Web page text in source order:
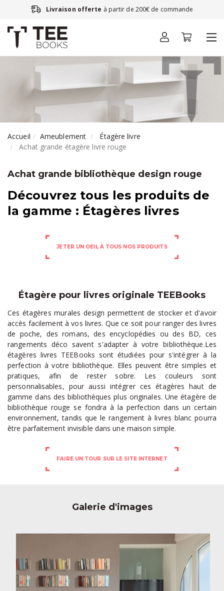
Livraison offerte à partir de 200€ de commande
Accueil Ameublement
Étagère livre
Achat grande étagère livre rouge
Achat grande bibliothèque design rouge
Découvrez tous les produits de
la gamme : Étagères livres
JETER UN OEIL À TOUS NOS PRODUITS
Étagère pour livres originale TEEBooks
Ces étagères murales design permettent de stocker et d'avoir
accès facilement à vos livres. Que ce soit pour ranger des livres
de poche, des romans, des encyclopédies ou des BD, ces
rangements déco savent s'adapter à votre bibliothèque.Les
étagères livres TEEBooks sont étudiées pour s'intégrer à la
perfection à votre bibliothèque. Elles peuvent être simples et
pratiques, afin de rester sobre. Les couleurs sont
personnalisables, pour aussi intégrer ces étagères haut de
gamme dans des bibliothèques plus originales. Une étagère de
bibliothèque rouge se fondra à la perfection dans un certain
environnement, tandis que le rangement à livres blanc pourra
être parfaitement invisible dans une maison simple.
FAIRE UN TOUR SUR LE SITE INTERNET
Galerie d'images